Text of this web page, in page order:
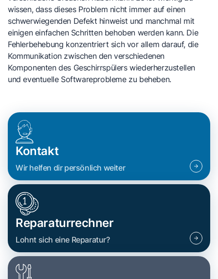
wissen, dass dieses Problem nicht immer auf einen
schwerwiegenden Defekt hinweist und manchmal mit
einigen einfachen Schritten behoben werden kann. Die
Fehlerbehebung konzentriert sich vor allem darauf, die
Kommunikation zwischen den verschiedenen
Komponenten des Geschirrspülers wiederherzustellen
und eventuelle Softwareprobleme zu beheben.
Kontakt
Wir helfen dir persönlich weiter
Reparaturrechner
Lohnt sich eine Reparatur?